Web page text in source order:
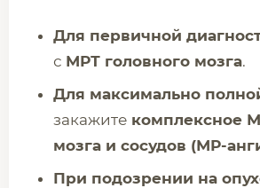
Для первичной
с МРТ головного мозга.
Для максимально
закажите комплексное
мозга и сосудов (МР-
При подозрении на